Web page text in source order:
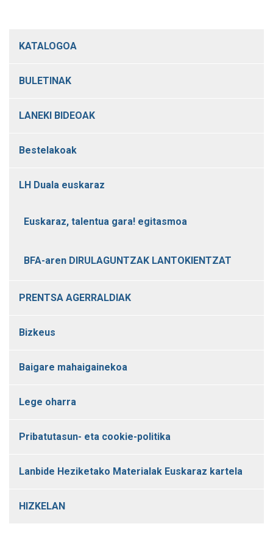
KATALOGOA
BULETINAK
LANEKI BIDEOAK
Bestelakoak
LH Duala euskaraz
Euskaraz, talentua gara! egitasmoa
BFA-aren DIRULAGUNTZAK LANTOKIENTZAT
PRENTSA AGERRALDIAK
Bizkeus
Baigare mahaigainekoa
Lege oharra
Pribatutasun- eta cookie-politika
Lanbide Heziketako Materialak Euskaraz kartela
HIZKELAN